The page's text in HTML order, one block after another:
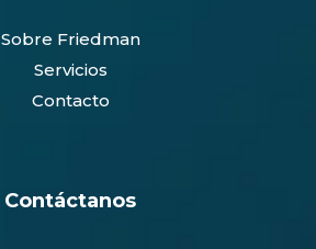
Sobre Friedman
Servicios
Contacto
Contáctanos